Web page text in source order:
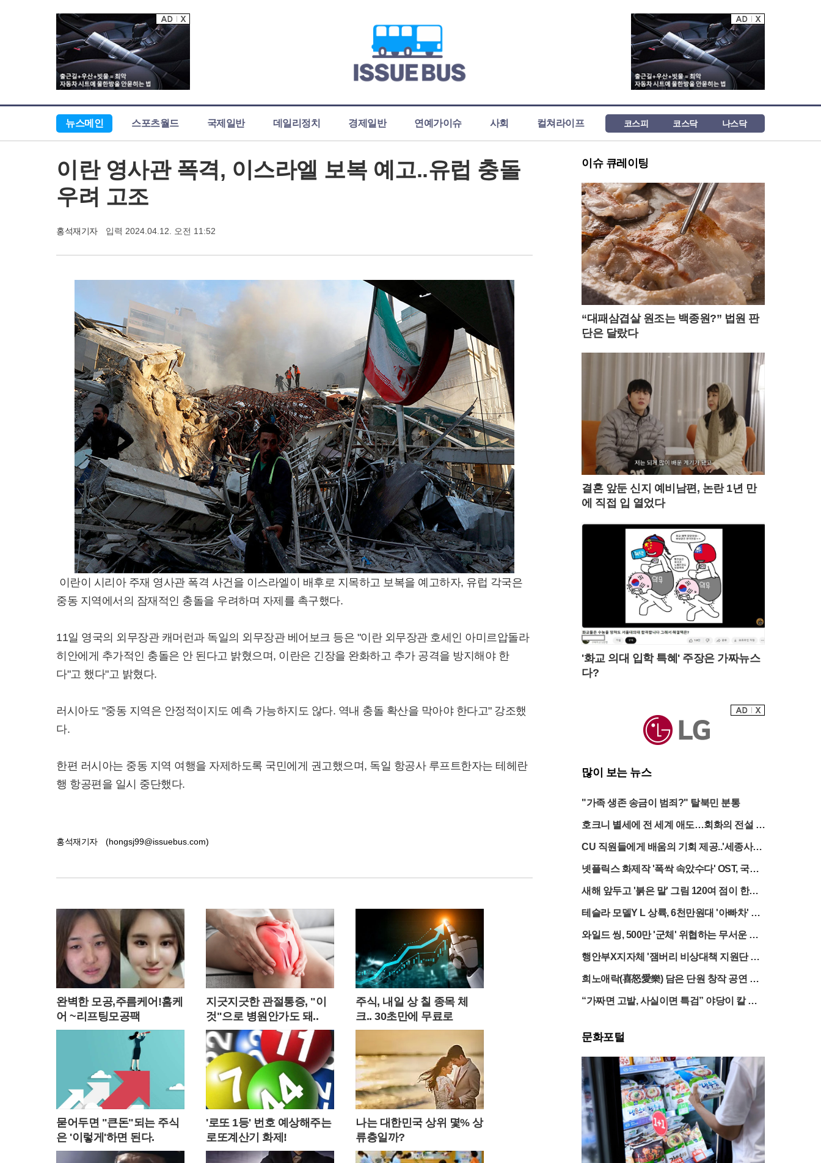
코스피 코스닥 나스닥
뉴스메인 스포츠월드 국제일반 데일리정치 경제일반 연예가이슈 사회 컬쳐라이프
이란 영사관 폭격, 이스라엘 보복 예고..유럽 충돌
우려 고조
홍석재기자 입력 2024.04.12. 오전 11:52
이란이 시리아 주재 영사관 폭격 사건을 이스라엘이 배후로 지목하고 보복을 예고하자, 유럽 각국은
중동 지역에서의 잠재적인 충돌을 우려하며 자제를 촉구했다.
11일 영국의 외무장관 캐머런과 독일의 외무장관 베어보크 등은 "이란 외무장관 호세인 아미르압돌라
히안에게 추가적인 충돌은 안 된다고 밝혔으며, 이란은 긴장을 완화하고 추가 공격을 방지해야 한
다"고 했다"고 밝혔다.
러시아도 "중동 지역은 안정적이지도 예측 가능하지도 않다. 역내 충돌 확산을 막아야 한다고" 강조했
다.
한편 러시아는 중동 지역 여행을 자제하도록 국민에게 권고했으며, 독일 항공사 루프트한자는 테헤란
행 항공편을 일시 중단했다.
홍석재기자 (hongsj99@issuebus.com)
완벽한 모공,주름케어!홈케
어 ~리프팅모공팩
지긋지긋한 관절통증, "이
것"으로 병원안가도 돼..
주식, 내일 상 칠 종목 체
크.. 30초만에 무료로
묻어두면 "큰돈"되는 주식
은 '이렇게'하면 된다.
'로또 1등' 번호 예상해주는
로또계산기 화제!
나는 대한민국 상위 몇% 상
류층일까?
이슈 큐레이팅
“대패삼겹살 원조는 백종원?” 법원 판
단은 달랐다
결혼 앞둔 신지 예비남편, 논란 1년 만
에 직접 입 열었다
'화교 의대 입학 특혜' 주장은 가짜뉴스
다?
많이 보는 뉴스
"가족 생존 송금이 범죄?" 탈북민 분통
호크니 별세에 전 세계 애도…회화의 전설 지
CU 직원들에게 배움의 기회 제공..'세종사이
넷플릭스 화제작 '폭싹 속았수다' OST, 국악
새해 앞두고 '붉은 말' 그림 120여 점이 한자
테슬라 모델Y L 상륙, 6천만원대 '아빠차' 전
와일드 씽, 500만 '군체' 위협하는 무서운 뒷
행안부X지자체 '잼버리 비상대책 지원단 운
영'..안전·다양한 프로그램 마련
희노애락(喜怒愛樂) 담은 단원 창작 공연 개
“가짜면 고발, 사실이면 특검” 야당이 칼 빼
문화포털